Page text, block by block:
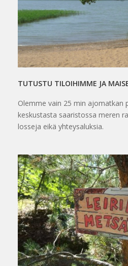
TUTUSTU TILOIHIMME JA
Olemme vain 25 min ajomatkan
keskustasta saaristossa meren
losseja eikä yhteysaluksia.